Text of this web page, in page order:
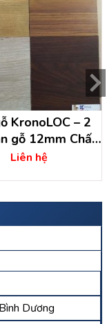
Dương
KronoLOC – 2
gỗ 12mm Chất
lượng cao
Liên hệ